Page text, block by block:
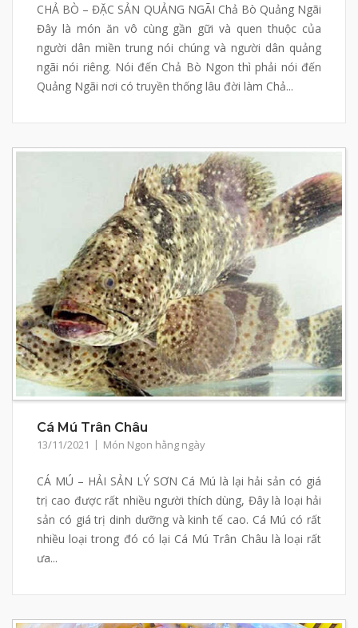
CHẢ BÒ – ĐẶC SẢN QUẢNG NGÃI Chả Bò Quảng Ngãi
Đây là món ăn vô cùng gần gữi và quen thuộc của
người dân miền trung nói chúng và người dân quảng
ngãi nói riêng. Nói đến Chả Bò Ngon thì phải nói đến
Quảng Ngãi nơi có truyền thống lâu đời làm Chả...
Cá Mú Trân Châu
13/11/2021 Món Ngon hằng ngày
CÁ MÚ – HẢI SẢN LÝ SƠN Cá Mú là lại hải sản có giá
trị cao được rất nhiều người thích dùng, Đây là loại hải
sản có giá trị dinh dưỡng và kinh tế cao. Cá Mú có rất
nhiều loại trong đó có lại Cá Mú Trân Châu là loại rất
ưa...